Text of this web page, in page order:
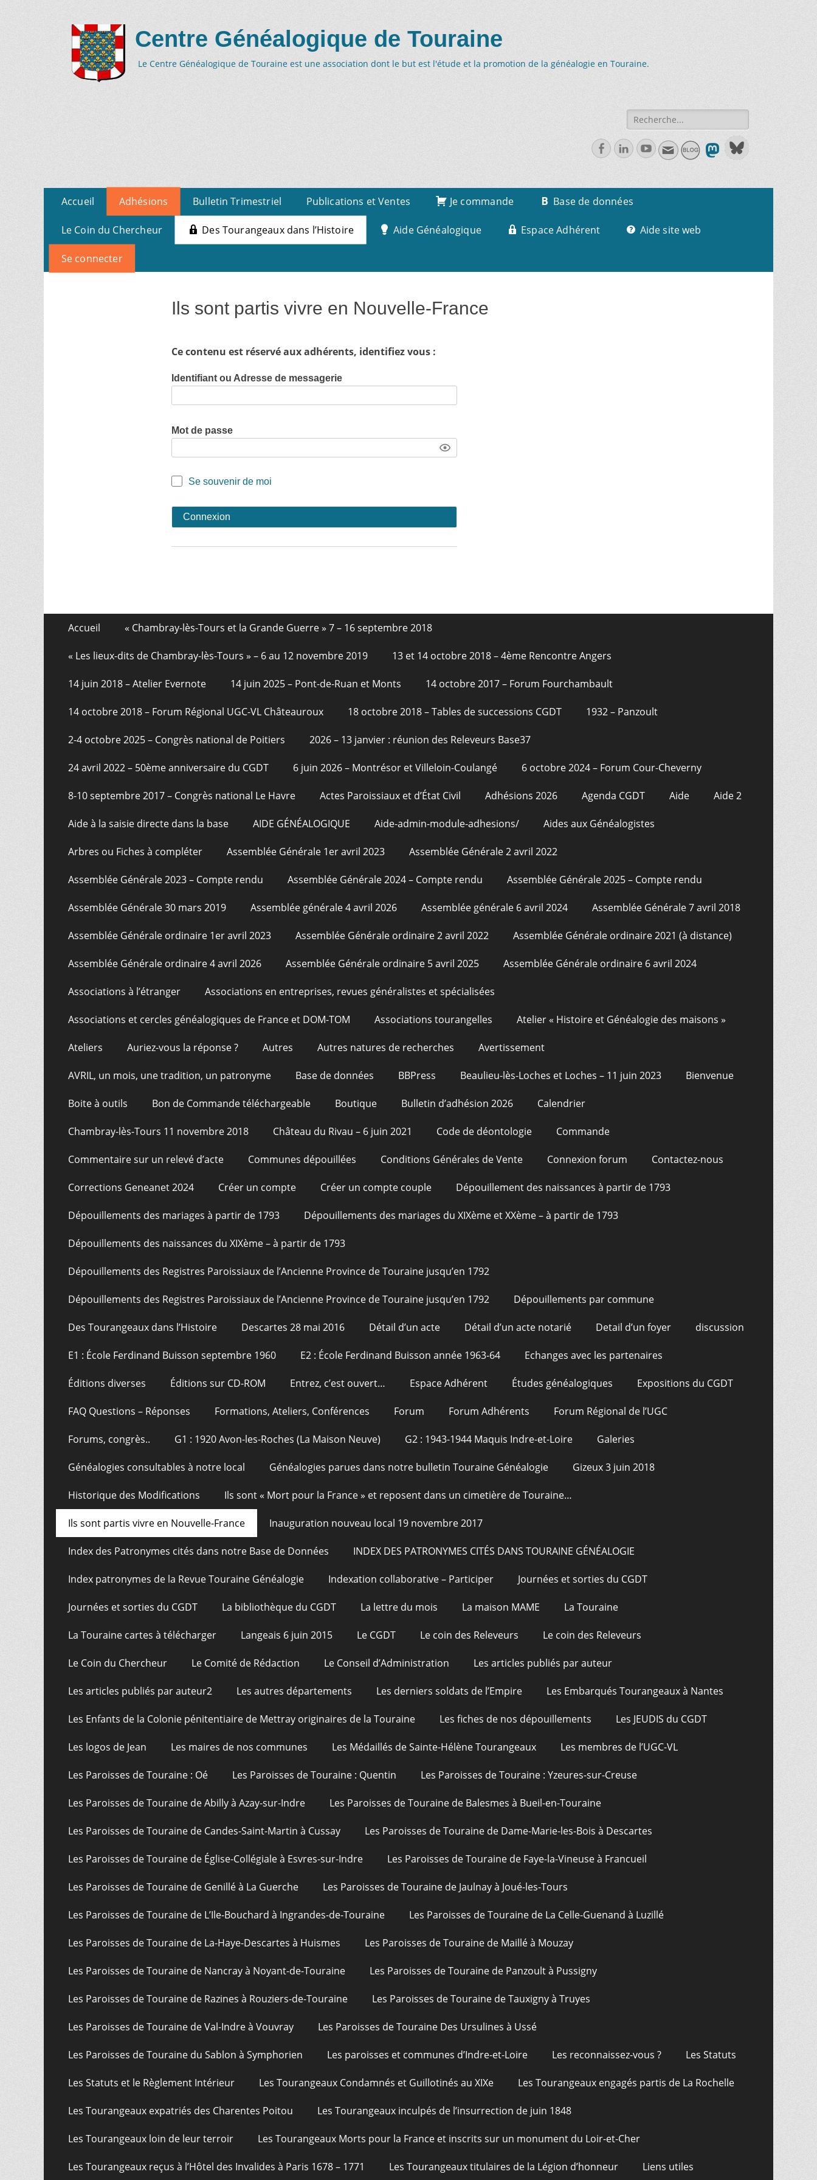
Centre Généalogique de Touraine
Le Centre Généalogique de Touraine est une association dont le but est l'étude et la promotion de la généalogie en Touraine.
Recherche
de:
FacebookLinkedlnYoutube
Menu
primaire
contenu
Accueil Adhésions Bulletin Trimestriel Publications et Ventes Je commande Base de données
Le Coin du Chercheur Des Tourangeaux dans l’Histoire Aide Généalogique Espace Adhérent Aide site web
Se connecter
Ils sont partis vivre en Nouvelle-France
Ce contenu est réservé aux adhérents, identifiez vous :
Identifiant ou Adresse de messagerie
Mot de passe
Se souvenir de moi
Menu
de
page
contenu
Accueil « Chambray-lès-Tours et la Grande Guerre » 7 – 16 septembre 2018
« Les lieux-dits de Chambray-lès-Tours » – 6 au 12 novembre 2019 13 et 14 octobre 2018 – 4ème Rencontre Angers
14 juin 2018 – Atelier Evernote 14 juin 2025 – Pont-de-Ruan et Monts 14 octobre 2017 – Forum Fourchambault
14 octobre 2018 – Forum Régional UGC-VL Châteauroux 18 octobre 2018 – Tables de successions CGDT 1932 – Panzoult
2-4 octobre 2025 – Congrès national de Poitiers 2026 – 13 janvier : réunion des Releveurs Base37
24 avril 2022 – 50ème anniversaire du CGDT 6 juin 2026 – Montrésor et Villeloin-Coulangé 6 octobre 2024 – Forum Cour-Cheverny
8-10 septembre 2017 – Congrès national Le Havre Actes Paroissiaux et d’État Civil Adhésions 2026 Agenda CGDT Aide Aide 2
Aide à la saisie directe dans la base AIDE GÉNÉALOGIQUE Aide-admin-module-adhesions/ Aides aux Généalogistes
Arbres ou Fiches à compléter Assemblée Générale 1er avril 2023 Assemblée Générale 2 avril 2022
Assemblée Générale 2023 – Compte rendu Assemblée Générale 2024 – Compte rendu Assemblée Générale 2025 – Compte rendu
Assemblée Générale 30 mars 2019 Assemblée générale 4 avril 2026 Assemblée générale 6 avril 2024 Assemblée Générale 7 avril 2018
Assemblée Générale ordinaire 1er avril 2023 Assemblée Générale ordinaire 2 avril 2022 Assemblée Générale ordinaire 2021 (à distance)
Assemblée Générale ordinaire 4 avril 2026 Assemblée Générale ordinaire 5 avril 2025 Assemblée Générale ordinaire 6 avril 2024
Associations à l’étranger Associations en entreprises, revues généralistes et spécialisées
Associations et cercles généalogiques de France et DOM-TOM Associations tourangelles Atelier « Histoire et Généalogie des maisons »
Ateliers Auriez-vous la réponse ? Autres Autres natures de recherches Avertissement
AVRIL, un mois, une tradition, un patronyme Base de données BBPress Beaulieu-lès-Loches et Loches – 11 juin 2023 Bienvenue
Boite à outils Bon de Commande téléchargeable Boutique Bulletin d’adhésion 2026 Calendrier
Chambray-lès-Tours 11 novembre 2018 Château du Rivau – 6 juin 2021 Code de déontologie Commande
Commentaire sur un relevé d’acte Communes dépouillées Conditions Générales de Vente Connexion forum Contactez-nous
Corrections Geneanet 2024 Créer un compte Créer un compte couple Dépouillement des naissances à partir de 1793
Dépouillements des mariages à partir de 1793 Dépouillements des mariages du XIXème et XXème – à partir de 1793
Dépouillements des naissances du XIXème – à partir de 1793
Dépouillements des Registres Paroissiaux de l’Ancienne Province de Touraine jusqu’en 1792
Dépouillements des Registres Paroissiaux de l’Ancienne Province de Touraine jusqu’en 1792 Dépouillements par commune
Des Tourangeaux dans l’Histoire Descartes 28 mai 2016 Détail d’un acte Détail d’un acte notarié Detail d’un foyer discussion
E1 : École Ferdinand Buisson septembre 1960 E2 : École Ferdinand Buisson année 1963-64 Echanges avec les partenaires
Éditions diverses Éditions sur CD-ROM Entrez, c’est ouvert… Espace Adhérent Études généalogiques Expositions du CGDT
FAQ Questions – Réponses Formations, Ateliers, Conférences Forum Forum Adhérents Forum Régional de l’UGC
Forums, congrès.. G1 : 1920 Avon-les-Roches (La Maison Neuve) G2 : 1943-1944 Maquis Indre-et-Loire Galeries
Généalogies consultables à notre local Généalogies parues dans notre bulletin Touraine Généalogie Gizeux 3 juin 2018
Historique des Modifications Ils sont « Mort pour la France » et reposent dans un cimetière de Touraine…
Ils sont partis vivre en Nouvelle-France Inauguration nouveau local 19 novembre 2017
Index des Patronymes cités dans notre Base de Données INDEX DES PATRONYMES CITÉS DANS TOURAINE GÉNÉALOGIE
Index patronymes de la Revue Touraine Généalogie Indexation collaborative – Participer Journées et sorties du CGDT
Journées et sorties du CGDT La bibliothèque du CGDT La lettre du mois La maison MAME La Touraine
La Touraine cartes à télécharger Langeais 6 juin 2015 Le CGDT Le coin des Releveurs Le coin des Releveurs
Le Coin du Chercheur Le Comité de Rédaction Le Conseil d’Administration Les articles publiés par auteur
Les articles publiés par auteur2 Les autres départements Les derniers soldats de l’Empire Les Embarqués Tourangeaux à Nantes
Les Enfants de la Colonie pénitentiaire de Mettray originaires de la Touraine Les fiches de nos dépouillements Les JEUDIS du CGDT
Les logos de Jean Les maires de nos communes Les Médaillés de Sainte-Hélène Tourangeaux Les membres de l’UGC-VL
Les Paroisses de Touraine : Oé Les Paroisses de Touraine : Quentin Les Paroisses de Touraine : Yzeures-sur-Creuse
Les Paroisses de Touraine de Abilly à Azay-sur-Indre Les Paroisses de Touraine de Balesmes à Bueil-en-Touraine
Les Paroisses de Touraine de Candes-Saint-Martin à Cussay Les Paroisses de Touraine de Dame-Marie-les-Bois à Descartes
Les Paroisses de Touraine de Église-Collégiale à Esvres-sur-Indre Les Paroisses de Touraine de Faye-la-Vineuse à Francueil
Les Paroisses de Touraine de Genillé à La Guerche Les Paroisses de Touraine de Jaulnay à Joué-les-Tours
Les Paroisses de Touraine de L’Ile-Bouchard à Ingrandes-de-Touraine Les Paroisses de Touraine de La Celle-Guenand à Luzillé
Les Paroisses de Touraine de La-Haye-Descartes à Huismes Les Paroisses de Touraine de Maillé à Mouzay
Les Paroisses de Touraine de Nancray à Noyant-de-Touraine Les Paroisses de Touraine de Panzoult à Pussigny
Les Paroisses de Touraine de Razines à Rouziers-de-Touraine Les Paroisses de Touraine de Tauxigny à Truyes
Les Paroisses de Touraine de Val-Indre à Vouvray Les Paroisses de Touraine Des Ursulines à Ussé
Les Paroisses de Touraine du Sablon à Symphorien Les paroisses et communes d’Indre-et-Loire Les reconnaissez-vous ? Les Statuts
Les Statuts et le Règlement Intérieur Les Tourangeaux Condamnés et Guillotinés au XIXe Les Tourangeaux engagés partis de La Rochelle
Les Tourangeaux expatriés des Charentes Poitou Les Tourangeaux inculpés de l’insurrection de juin 1848
Les Tourangeaux loin de leur terroir Les Tourangeaux Morts pour la France et inscrits sur un monument du Loir-et-Cher
Les Tourangeaux reçus à l’Hôtel des Invalides à Paris 1678 – 1771 Les Tourangeaux titulaires de la Légion d’honneur Liens utiles